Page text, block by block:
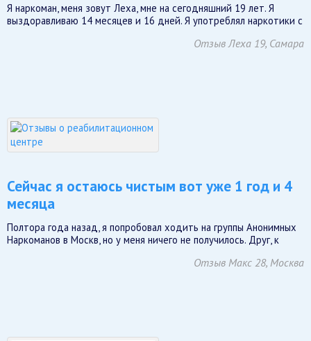
Я наркоман, меня зовут Леха, мне на сегодняшний 19 лет. Я
выздоравливаю 14 месяцев и 16 дней. Я употреблял наркотики с
Отзыв Леха 19, Самара
Сейчас я остаюсь чистым вот уже 1 год и 4
месяца
Полтора года назад, я попробовал ходить на группы Анонимных
Наркоманов в Москв, но у меня ничего не получилось. Друг, к
Отзыв Макс 28, Москва